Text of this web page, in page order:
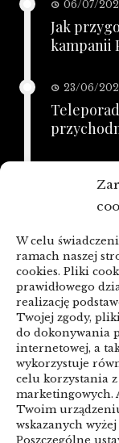
W celu
ramach naszej
cookies. Pliki
prawidłowego
realizację
Twojej zgody,
do dokonywania
internetowej, a
wykorzystuje
celu korzystania
marketingowych.
Twoim
wskazanych
Poszczególne
06/07/
Jak
kampanii
23/06/
KSeF a
przed
linki z nap
Categories
ARTYKUŁ
Biznes &